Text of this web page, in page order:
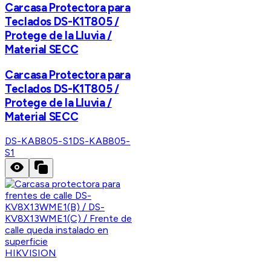
Carcasa Protectora para
Teclados DS-K1T805 /
Protege de la Lluvia /
Material SECC
Carcasa Protectora para
Teclados DS-K1T805 /
Protege de la Lluvia /
Material SECC
DS-KAB805-S1DS-KAB805-
S1
HIKVISION